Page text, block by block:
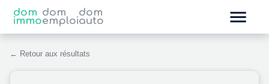
dom
immo
dom
emploi
dom
auto
← Retour aux résultats